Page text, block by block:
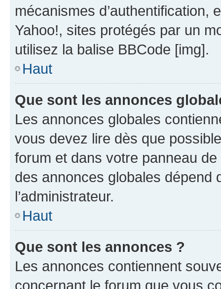
mécanismes d’authentification,
Yahoo!, sites protégés par un
utilisez la balise BBCode [img].
Haut
Que sont les annonces
Les annonces globales
vous devez lire dès que
forum et dans votre panneau
des annonces globales dépend
l’administrateur.
Haut
Que sont les annonces ?
Les annonces contiennent
concernant le forum que vous